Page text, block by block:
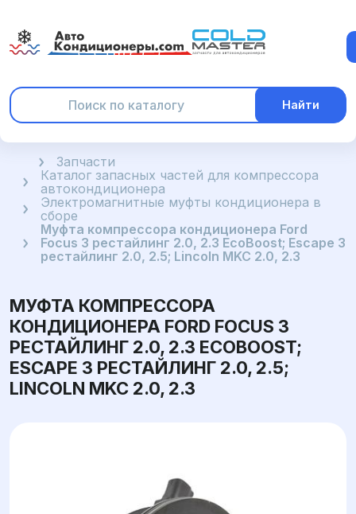
Найти
ГлавнаяЗапчасти
Каталог запасных частей для компрессора
автокондиционера
Электромагнитные муфты кондиционера в
сборе
Муфта компрессора кондиционера Ford
Focus 3 рестайлинг 2.0, 2.3 EcoBoost; Escape 3
рестайлинг 2.0, 2.5; Lincoln MKC 2.0, 2.3
МУФТА КОМПРЕССОРА
КОНДИЦИОНЕРА FORD FOCUS 3
РЕСТАЙЛИНГ 2.0, 2.3 ECOBOOST;
ESCAPE 3 РЕСТАЙЛИНГ 2.0, 2.5;
LINCOLN MKC 2.0, 2.3